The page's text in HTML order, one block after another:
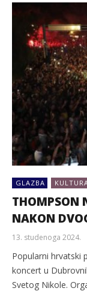
GLAZBA
THOMPSON
NAKON
13. studenoga 2024.
Popularni hrvatski
koncert u
Svetog Nikole.